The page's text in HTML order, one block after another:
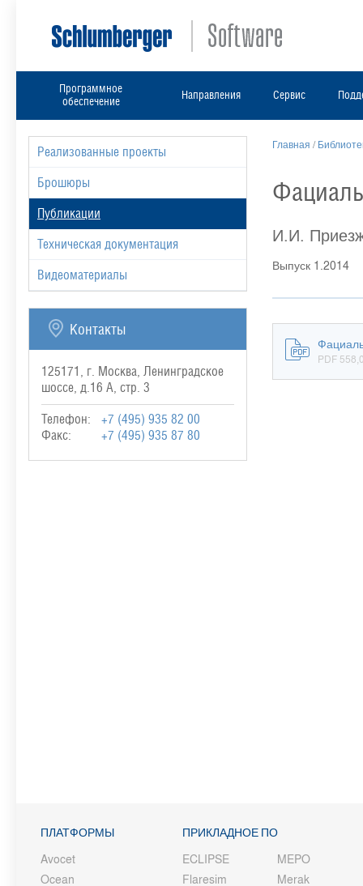
Программное
обеспечение
Направления Сервис
Реализованные проекты
Брошюры
Публикации
Техническая документация
Видеоматериалы
Контакты
125171, г. Москва, Ленинградское
шоссе, д.16 А, стр. 3
Телефон:
+7 (495) 935 82 00
Факс:
+7 (495) 935 87 80
Главная /
И.И.
Выпуск 1.2014
PDF
ПЛАТФОРМЫ
Avocet
Ocean
ПРИКЛАДНОЕ ПО
ECLIPSE
Flaresim
MEPO
Merak